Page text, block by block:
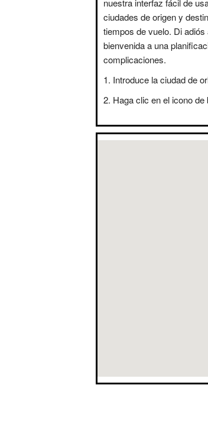
nuestra interfaz fácil de
ciudades de origen y
tiempos de vuelo. Di
bienvenida a una
complicaciones.
Introduce la ciudad de
Haga clic en el icono